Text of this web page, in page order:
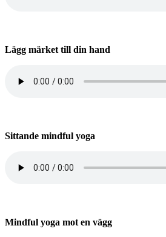
Lägg märket till din hand
Sittande mindful yoga
Mindful yoga mot en vägg